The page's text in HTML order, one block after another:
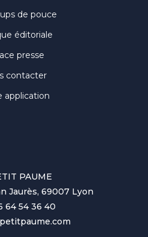
de pouce
éditoriale
presse
contacter
application
PAUME
Jaurès, 69007 Lyon
64 54 36 40